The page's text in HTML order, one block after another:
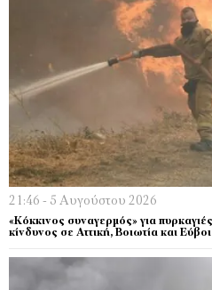
21:46 - 5 Αυγούστου 2026
«Κόκκινος συναγερμός» για
κίνδυνος σε Αττική, Βοιωτία και